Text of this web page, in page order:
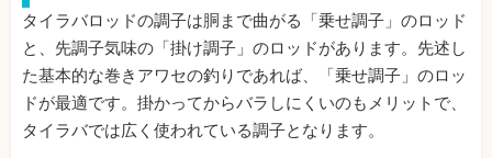
タイラバロッドの調子は胴まで曲がる「乗せ調子」のロッド
と、先調子気味の「掛け調子」のロッドがあります。先述し
た基本的な巻きアワセの釣りであれば、「乗せ調子」のロッ
ドが最適です。掛かってからバラしにくいのもメリットで、
タイラバでは広く使われている調子となります。